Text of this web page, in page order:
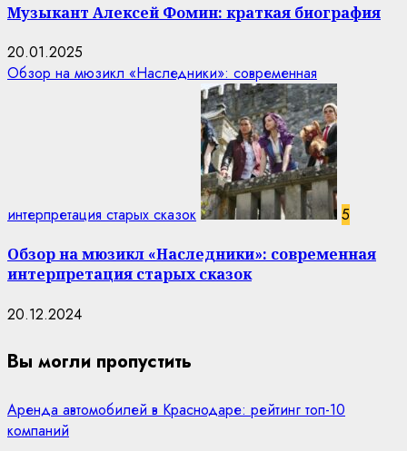
Музыкант Алексей Фомин: краткая биография
20.01.2025
Обзор на мюзикл «Наследники»: современная
интерпретация старых сказок 5
Обзор на мюзикл «Наследники»: современная
интерпретация старых сказок
20.12.2024
Вы могли пропустить
Аренда автомобилей в Краснодаре: рейтинг топ-10
компаний